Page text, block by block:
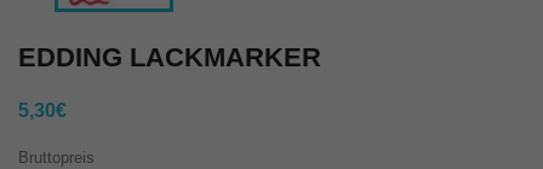
EDDING LACKMARKER
5,30€
Bruttopreis